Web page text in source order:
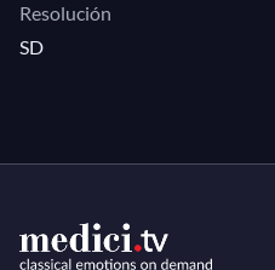
Resolución
SD